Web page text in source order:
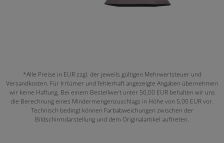
*Alle Preise in EUR zzgl. der jeweils gültigen Mehrwertsteuer und
Versandkosten. Für Irrtümer und fehlerhaft angezeigte Angaben übernehmen
wir keine Haftung. Bei einem Bestellwert unter 50,00 EUR behalten wir uns
die Berechnung eines Mindermengenzuschlags in Höhe von 5,00 EUR vor.
Technisch bedingt können Farbabweichungen zwischen der
Bildschirmdarstellung und dem Originalartikel auftreten.